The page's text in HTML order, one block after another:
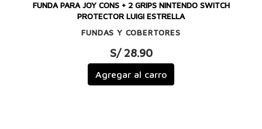
FUNDA PARA JOY CONS + 2 GRIPS NINTENDO SWITCH
PROTECTOR LUIGI ESTRELLA
FUNDAS Y COBERTORES
S/ 28.90
Agregar al carro